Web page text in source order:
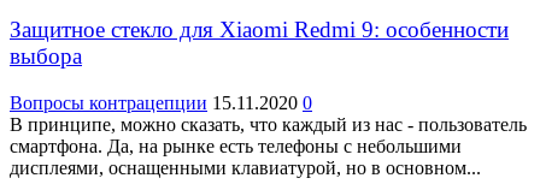
Защитное стекло для Xiaomi Redmi 9: особенности
выбора
Вопросы контрацепции 15.11.2020 0
В принципе, можно сказать, что каждый из нас - пользователь
смартфона. Да, на рынке есть телефоны с небольшими
дисплеями, оснащенными клавиатурой, но в основном...